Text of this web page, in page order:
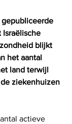
Israëlische
blijkt
het aantal
land terwijl
ziekenhuizen
actieve